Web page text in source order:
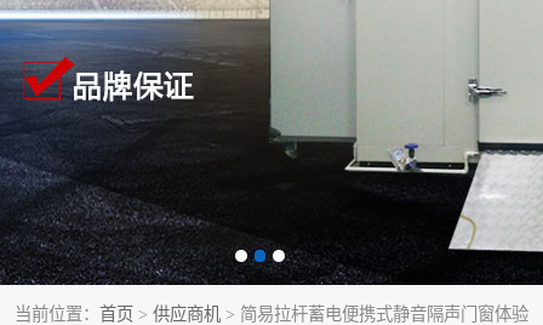
当前位置： 首页 > 供应商机 > 简易拉杆蓄电便携式静音隔声门窗体验